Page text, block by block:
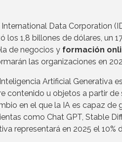
Data Corporation
1,8 billones de dólares, un
de negocios y formación
las organizaciones en
Artificial Generativa
contenido u objetos a partir de
en el que la IA es capaz de
como Chat GPT, Stable
representará en 2025 el